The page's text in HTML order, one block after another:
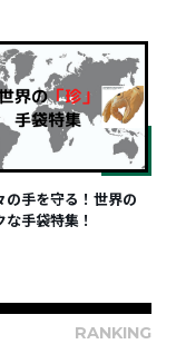
の手を守る！世界の
な手袋特集！
RANKING